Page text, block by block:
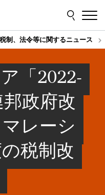
制、法令等に関するニュース
「2022-
政府改
レーシ
税制改